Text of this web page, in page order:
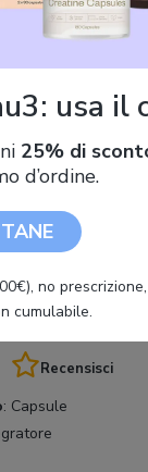
vegano e
,
durata di 3
per
stress
Recensisci
: Capsule
usa il
25% di
d’ordine.
no
cumulabile.